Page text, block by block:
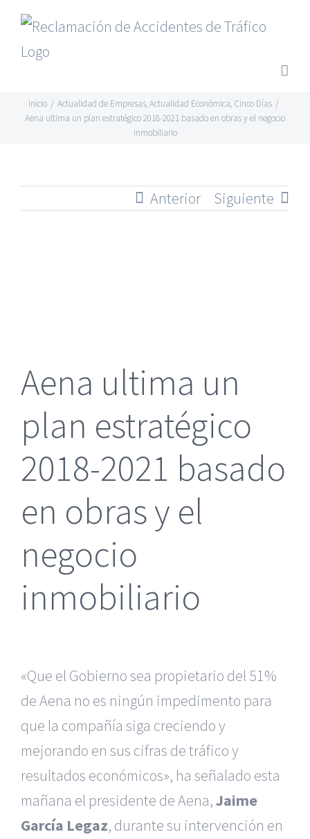
Saltar
contenido
Inicio / Actualidad de Empresas,Actualidad Económica, Cinco Días /
Aena ultima un plan estratégico 2018-2021 basado en obras y el negocio
inmobiliario
Anterior Siguiente
Aena ultima un
plan estratégico
2018-2021 basado
en obras y el
negocio
inmobiliario
«Que el Gobierno sea propietario del 51%
de Aena no es ningún impedimento para
que la compañía siga creciendo y
mejorando en sus cifras de tráfico y
resultados económicos», ha señalado esta
mañana el presidente de Aena,Jaime
García Legaz, durante su intervención en